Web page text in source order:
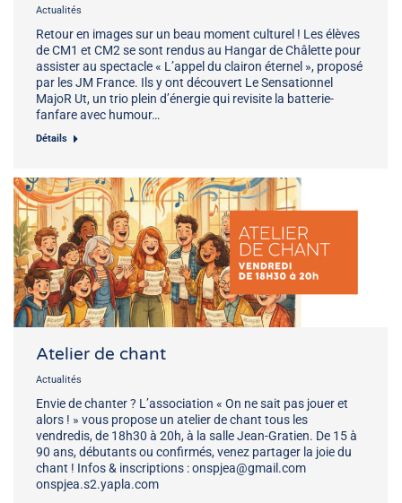
Actualités
Retour en images sur un beau moment culturel ! Les élèves
de CM1 et CM2 se sont rendus au Hangar de Châlette pour
assister au spectacle « L’appel du clairon éternel », proposé
par les JM France. Ils y ont découvert Le Sensationnel
MajoR Ut, un trio plein d’énergie qui revisite la batterie-
fanfare avec humour…
Détails
Atelier de chant
Actualités
Envie de chanter ? L’association « On ne sait pas jouer et
alors ! » vous propose un atelier de chant tous les
vendredis, de 18h30 à 20h, à la salle Jean-Gratien. De 15 à
90 ans, débutants ou confirmés, venez partager la joie du
chant ! Infos & inscriptions : onspjea@gmail.com
onspjea.s2.yapla.com